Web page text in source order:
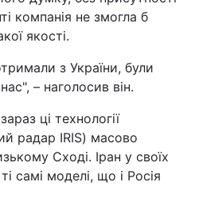
компанія не змогла б
якості.
з України, були
– наголосив він.
ці технології
радар IRIS) масово
Сході. Іран у своїх
самі моделі, що і Росія